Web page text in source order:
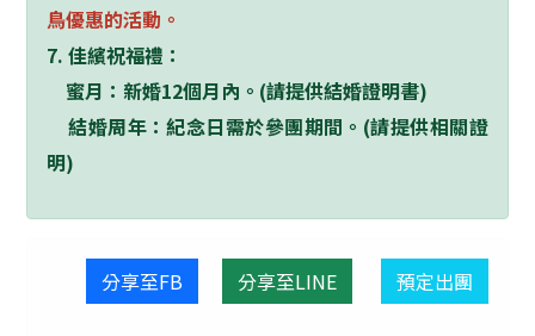
鳥優惠的活動。
7. 佳繽祝福禮：
蜜月：新婚12個月內。(請提供結婚證明書)
結婚周年：紀念日需於參團期間。(請提供相關證
明)
分享至FB 分享至LINE 預定出團